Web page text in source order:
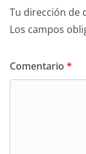
Tu dirección de
Los campos
Comentario *